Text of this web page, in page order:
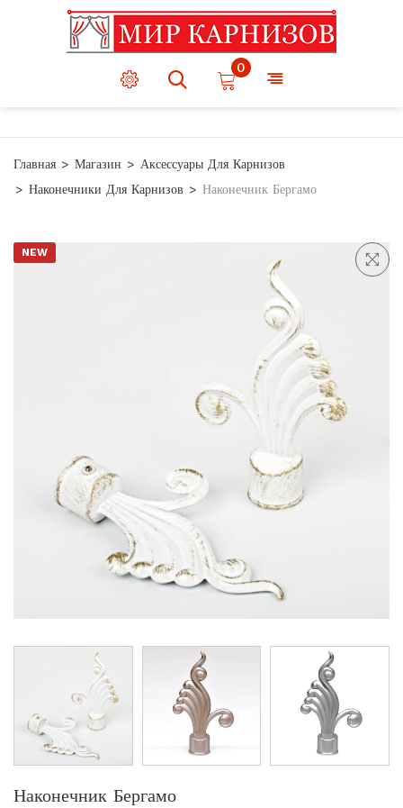
0
Главная Магазин
Аксессуары Для Карнизов
Наконечники Для Карнизов
Наконечник Бергамо
Наконечник Бергамо
NEW